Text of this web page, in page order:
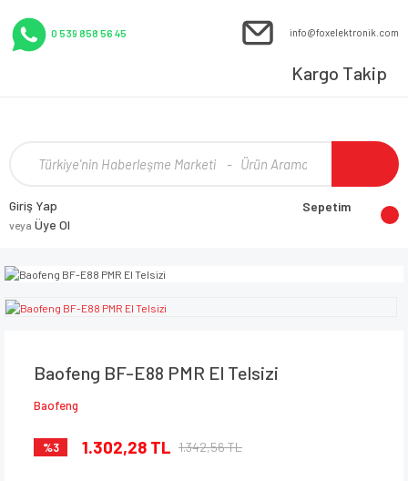
0 539 858 56 45 info@foxelektronik.com
Kargo Takip
Giriş Yap
veya Üye Ol
Sepetim
Baofeng BF-E88 PMR El Telsizi
Baofeng
%3 1.302,28 TL 1.342,56 TL